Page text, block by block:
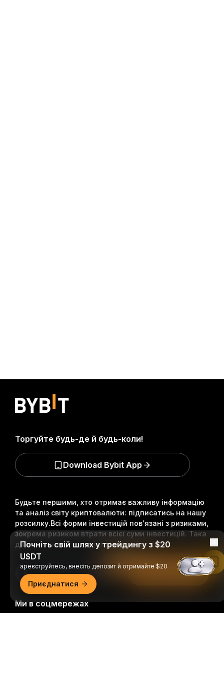
Будьте першими, хто отримає важливу інформацію
та аналіз світу криптовалюти: підписатись на нашу
розсилку.Всі форми інвестицій пов’язані з ризиками,
зокрема ризиком втрати всієї суми інвестицій. Така
діяльність може не підходити всім.
Підписатися
Ми в соцмережах
Торгуйте будь-де й будь-коли!
Download Bybit App
Почніть свій шлях у трейдингу з $20
USDT
ареєструйтесь, внесіть депозит й отримайте $20
Приєднатися
Читати в застосунку Bybit